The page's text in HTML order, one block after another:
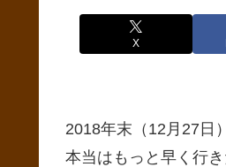
X
2018年末（12月27日
本当はもっと早く行